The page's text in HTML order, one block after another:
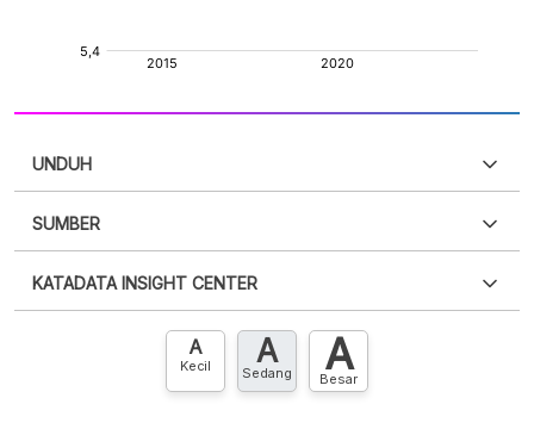
UNDUH
XLS
SUMBER
punya akun?Silakan Daftar sekarang
KATADATA INSIGHT CENTER
Hubungi sekarang »
A
Kecil A
Sedang A
Besar